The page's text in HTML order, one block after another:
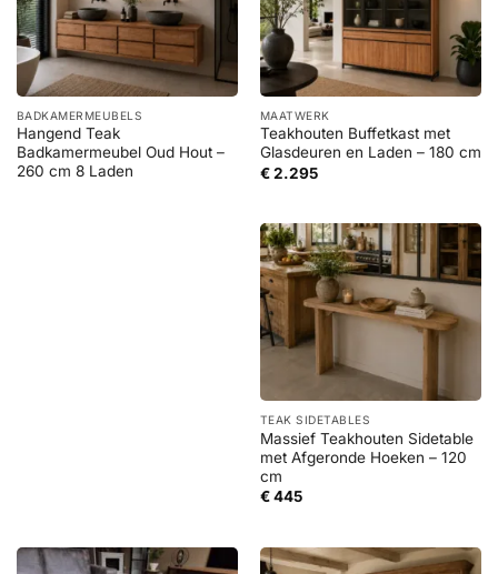
BADKAMERMEUBELS
Hangend Teak
Badkamermeubel Oud Hout –
260 cm 8 Laden
MAATWERK
Teakhouten Buffetkast met
Glasdeuren en Laden – 180 cm
€2.295
TEAK SIDETABLES
Massief Teakhouten Sidetable
met Afgeronde Hoeken – 120
cm
€445